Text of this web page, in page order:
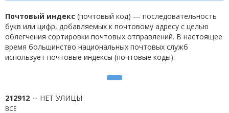
Почтовый индекс (почтовый код) — последовательность
букв или цифр, добавляемых к почтовому адресу с целью
облегчения сортировки почтовых отправлений. В настоящее
время большинство национальных почтовых служб
использует почтовые индексы (почтовые коды).
212912 НЕТ УЛИЦЫ
ВСЕ